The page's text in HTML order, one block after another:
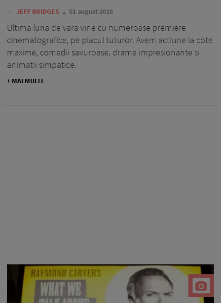
— JEFF BRIDGES 01 august 2016
Ultima luna de vara vine cu numeroase premiere
cinematografice, pe placul tuturor. Avem actiune la cote
maxime, comedii savuroase, drame impresionante si
animatii simpatice.
+ MAI MULTE